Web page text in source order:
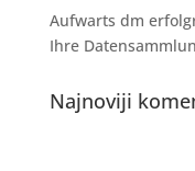
Aufwarts dm
Ihre
Najnoviji